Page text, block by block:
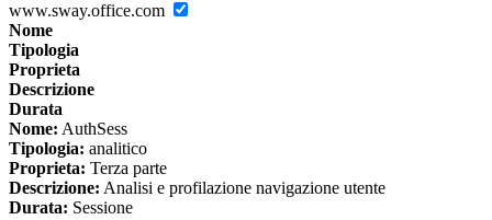
www.sway.office.com
Nome
Tipologia
Proprieta
Descrizione
Durata
Nome: AuthSess
Tipologia: analitico
Proprieta: Terza parte
Descrizione: Analisi e profilazione navigazione utente
Durata: Sessione